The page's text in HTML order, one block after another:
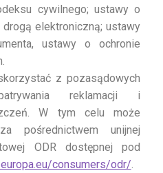
cywilnego; ustawy o
drogą elektroniczną; ustawy
ustawy o ochronie
z pozasądowych
reklamacji i
W tym celu może
pośrednictwem unijnej
ODR dostępnej pod
consumers/odr/